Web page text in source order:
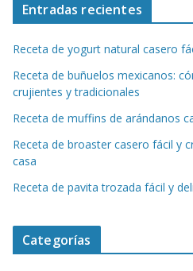
Entradas recientes
Receta de yogurt natural casero
Receta de buñuelos mexicanos:
crujientes y tradicionales
Receta de muffins de arándanos
Receta de broaster casero fácil y
casa
Receta de pavita trozada fácil y
Categorías